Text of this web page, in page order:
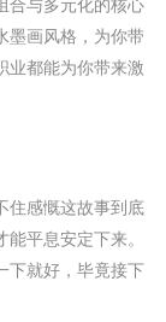
墨画风格，为你带
业都能为你带来激
住感慨这故事到底
平息安定下来。
下就好，毕竟接下